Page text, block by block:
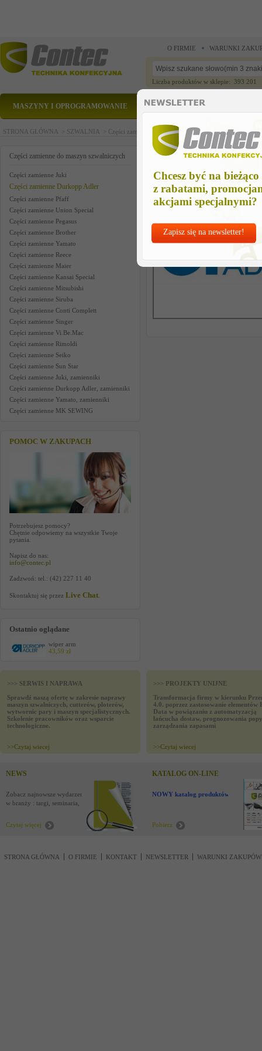
Chcesz być na bieżąco
z rabatami,
akcjami specjalnymi?
Zapisz się na newsletter!
O FIRMIE WARUNKI
Liczba produktów w sklepie: 393 201
MASZYNY I OPROGRAMOWANIE CZĘŚCI ZAMIENNE
STRONA GŁÓWNA > SZWALNIA > Części zamienne do maszyn szwalniczych >Części
Części zamienne do maszyn szwalniczych
Części zamienne Juki
Części zamienne Durkopp Adler
Części zamienne Pfaff
Części zamienne Union Special
Części zamienne Pegasus
Części zamienne Brother
Części zamienne Yamato
Części zamienne Reece
Części zamienne Maier
Części zamienne Kansai Special
Części zamienne Mitsubishi
Części zamienne Siruba
Części zamienne Conti Complett
Części zamienne Singer
Części zamienne Vi.Be.Mac
Części zamienne Rimoldi
Części zamienne Seiko
Części zamienne Sun Star
Części zamienne Juki, zamienniki
Części zamienne Durkopp Adler, zamienniki
Części zamienne Yamato, zamienniki
Części zamienne MK SEWING
POMOC W ZAKUPACH
Potrzebujesz pomocy?
Chętnie odpowiemy na wszystkie Twoje
pytania.
Napisz do nas:
info@contec.pl
Zadzwoń: tel.: (42) 227 11 40
Skontaktuj się przez Live Chat
Ostatnio oglądane
wiper arm
43,59 zł
wiper arm
>>> SERWIS I NAPRAWA
Sprawdź naszą ofertę w zakresie naprawy
maszyn szwalniczych, cutterów, ploterów,
wytwornic pary i maszyn specjalistycznych.
Szkolenie pracowników oraz wsparcie
technologiczne.
>>Czytaj wiecej
>>> PROJEKTY UNIJNE
Transformacja firmy w kierunku
4.0. poprzez zastosowanie elementów
Data w powiązaniu z automatyzacją
łańcucha dostaw, prognozowania
zarządzania zapasami
>>Czytaj wiecej
NEWS
Zobacz najnowsze wydarzenia
w branży : targi, seminaria,
Czytaj więcej
KATALOG ON-LINE
NOWY katalog produktów !
Pobierz
STRONA GŁÓWNA O FIRMIE KONTAKT NEWSLETTER WARUNKI ZAKUPÓW